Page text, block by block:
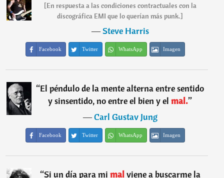
[En respuesta a las condiciones contractuales con la
discográfica EMI que lo querían más punk.]
―Steve Harris
Facebook Twitter WhatsApp Imagen
“El péndulo de la mente alterna entre sentido
y sinsentido, no entre el bien y el mal.”
―Carl Gustav Jung
Facebook Twitter WhatsApp Imagen
“Si un día para mi malviene a buscarme la